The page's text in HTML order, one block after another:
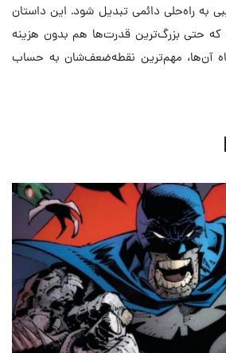
به راه‌حلی دائمی تبدیل شود. این داستان
که حتی بزرگ‌ترین قدرت‌ها هم بدون هزینه
آن‌ها، مهم‌ترین نقطه‌ضعف‌شان به حساب